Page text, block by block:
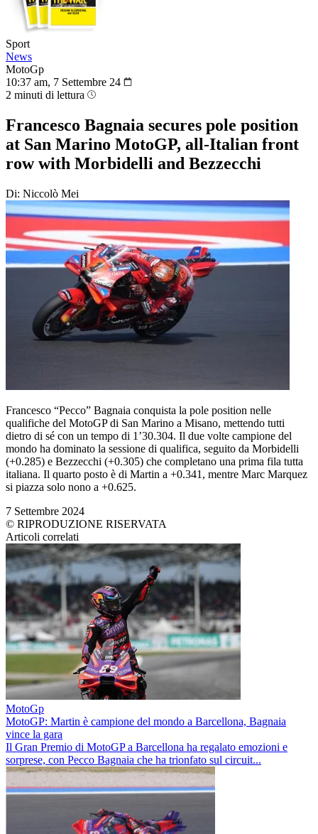
Sport
News
MotoGp
10:37 am, 7 Settembre 24
2 minuti di lettura
Francesco Bagnaia secures pole position
at San Marino MotoGP, all-Italian front
row with Morbidelli and Bezzecchi
Di: Niccolò Mei
Francesco “Pecco” Bagnaia conquista la pole position nelle
qualifiche del MotoGP di San Marino a Misano, mettendo tutti
dietro di sé con un tempo di 1’30.304. Il due volte campione del
mondo ha dominato la sessione di qualifica, seguito da Morbidelli
(+0.285) e Bezzecchi (+0.305) che completano una prima fila tutta
italiana. Il quarto posto è di Martin a +0.341, mentre Marc Marquez
si piazza solo nono a +0.625.
7 Settembre 2024
© RIPRODUZIONE RISERVATA
Articoli correlati
MotoGp
MotoGP: Martin è campione del mondo a Barcellona, Bagnaia
vince la gara
Il Gran Premio di MotoGP a Barcellona ha regalato emozioni e
sorprese, con Pecco Bagnaia che ha trionfato sul circuit...